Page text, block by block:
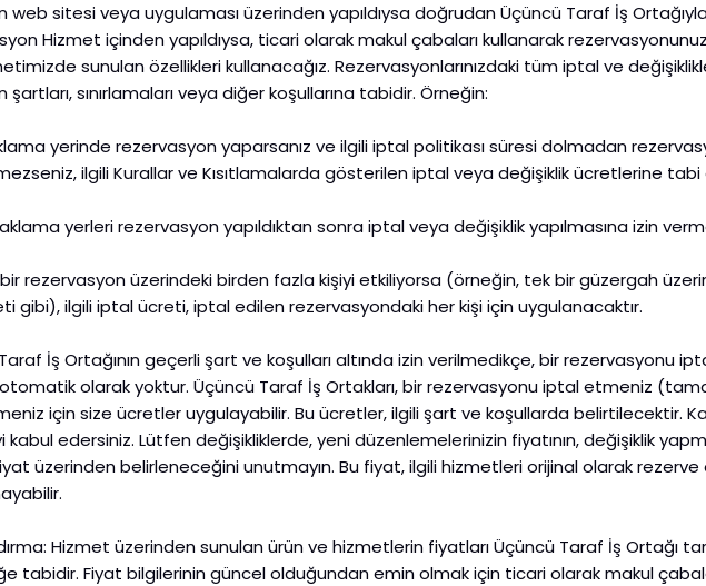
web sitesi veya uygulaması üzerinden yapıldıysa doğrudan Üçüncü Taraf İş
Hizmet içinden yapıldıysa, ticari olarak makul çabaları kullanarak
sunulan özellikleri kullanacağız. Rezervasyonlarınızdaki tüm iptal ve
şartları, sınırlamaları veya diğer koşullarına tabidir. Örneğin:
yerinde rezervasyon yaparsanız ve ilgili iptal politikası süresi dolmadan
ilgili Kurallar ve Kısıtlamalarda gösterilen iptal veya değişiklik ücretlerine tabi
yerleri rezervasyon yapıldıktan sonra iptal veya değişiklik yapılmasına izin
rezervasyon üzerindeki birden fazla kişiyi etkiliyorsa (örneğin, tek bir güzergah
gibi), ilgili iptal ücreti, iptal edilen rezervasyondaki her kişi için uygulanacaktır.
İş Ortağının geçerli şart ve koşulları altında izin verilmedikçe, bir rezervasyonu
otomatik olarak yoktur. Üçüncü Taraf İş Ortakları, bir rezervasyonu iptal etmeniz
için size ücretler uygulayabilir. Bu ücretler, ilgili şart ve koşullarda belirtilecektir.
edersiniz. Lütfen değişikliklerde, yeni düzenlemelerinizin fiyatının, değişiklik
üzerinden belirleneceğini unutmayın. Bu fiyat, ilgili hizmetleri orijinal olarak
Hizmet üzerinden sunulan ürün ve hizmetlerin fiyatları Üçüncü Taraf İş Ortağı
tabidir. Fiyat bilgilerinin güncel olduğundan emin olmak için ticari olarak makul